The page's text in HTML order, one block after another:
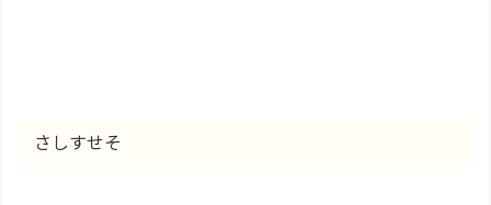
さしすせそ